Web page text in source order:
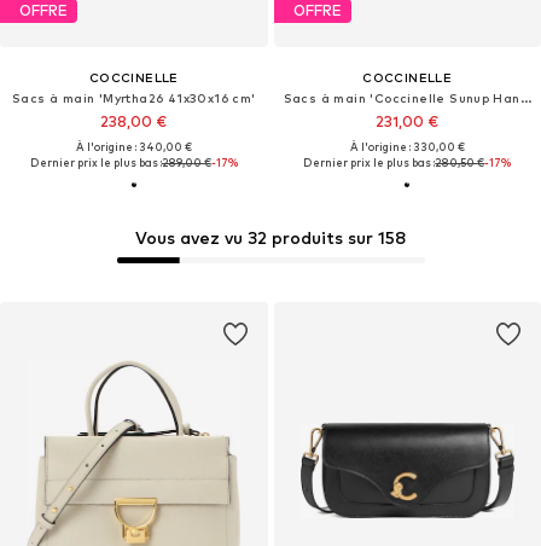
OFFRE
COCCINELLE
Sacs à main 'Myrtha26 41x30x16 cm'
238,00 €
À l'origine : 340,00 €
Dernier prix le plus bas :289,00 €-17%
OFFRE
COCCINELLE
Sacs à main 'Coccinelle Sunup Handbag Double Grainy Leather'
231,00 €
À l'origine : 330,00 €
Dernier prix le plus bas :280,50 €-17%
Vous avez vu 32 produits sur 158